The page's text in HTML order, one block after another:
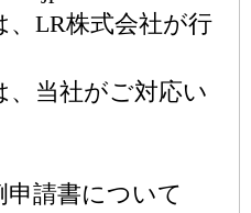
LR株式会社が行
、当社がご対応い
請書について